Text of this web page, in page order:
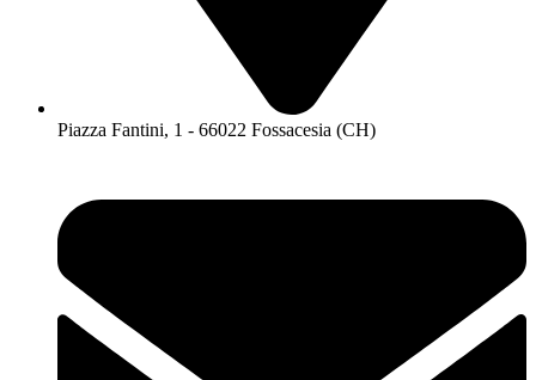
Piazza Fantini, 1 - 66022 Fossacesia (CH)